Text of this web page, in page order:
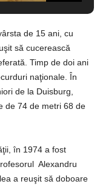
de 15 ani, cu
să cucerească
Timp de doi ani
naţionale. În
de la Duisburg,
de 74 de metri 68 de
în 1974 a fost
Alexandru
a reuşit să doboare